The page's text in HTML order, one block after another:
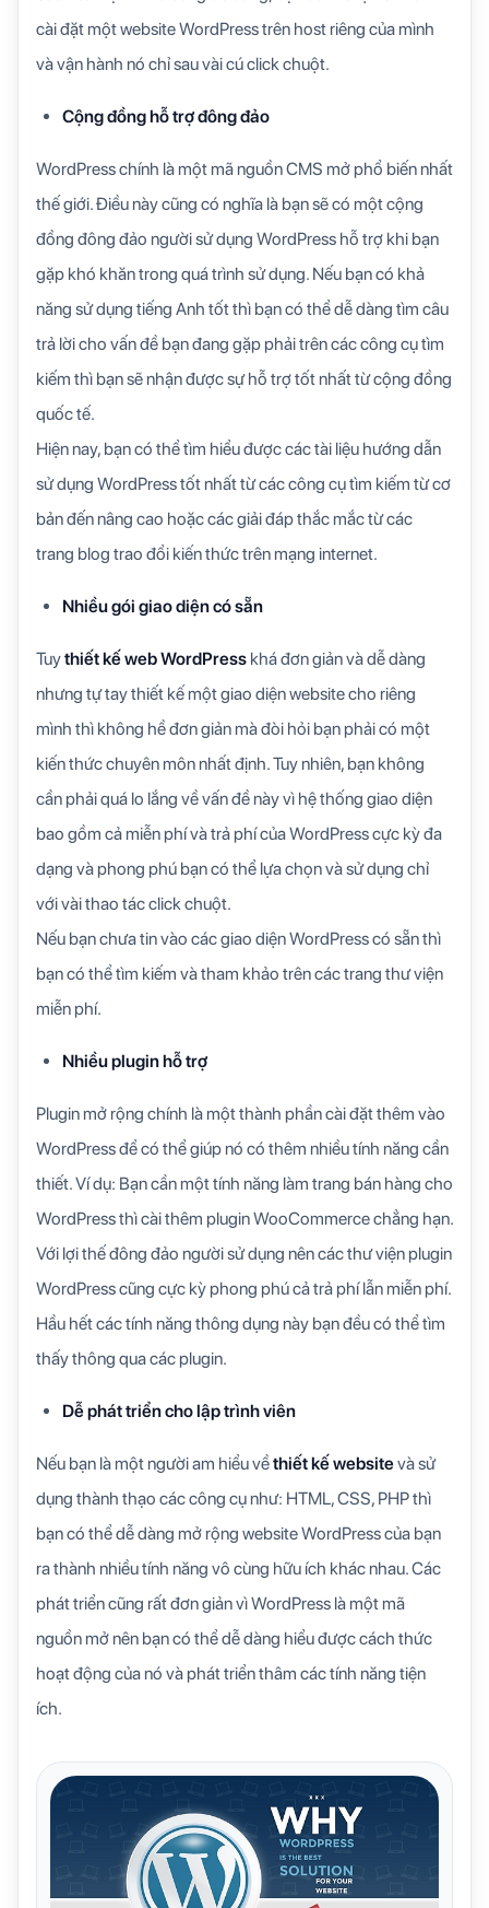
cài đặt một website WordPress trên host riêng của mình
và vận hành nó chỉ sau vài cú click chuột.
Cộng đồng hỗ trợ đông đảo
WordPress chính là một mã nguồn CMS mở phổ biến nhất
thế giới. Điều này cũng có nghĩa là bạn sẽ có một cộng
đồng đông đảo người sử dụng WordPress hỗ trợ khi bạn
gặp khó khăn trong quá trình sử dụng. Nếu bạn có khả
năng sử dụng tiếng Anh tốt thì bạn có thể dễ dàng tìm câu
trả lời cho vấn đề bạn đang gặp phải trên các công cụ tìm
kiếm thì bạn sẽ nhận được sự hỗ trợ tốt nhất từ cộng đồng
quốc tế.
Hiện nay, bạn có thể tìm hiểu được các tài liệu hướng dẫn
sử dụng WordPress tốt nhất từ các công cụ tìm kiếm từ cơ
bản đến nâng cao hoặc các giải đáp thắc mắc từ các
trang blog trao đổi kiến thức trên mạng internet.
Nhiều gói giao diện có sẵn
Tuythiết kế web WordPress khá đơn giản và dễ dàng
nhưng tự tay thiết kế một giao diện website cho riêng
mình thì không hề đơn giản mà đòi hỏi bạn phải có một
kiến thức chuyên môn nhất định. Tuy nhiên, bạn không
cần phải quá lo lắng về vấn đề này vì hệ thống giao diện
bao gồm cả miễn phí và trả phí của WordPress cực kỳ đa
dạng và phong phú bạn có thể lựa chọn và sử dụng chỉ
với vài thao tác click chuột.
Nếu bạn chưa tin vào các giao diện WordPress có sẵn thì
bạn có thể tìm kiếm và tham khảo trên các trang thư viện
miễn phí.
Nhiều plugin hỗ trợ
Plugin mở rộng chính là một thành phần cài đặt thêm vào
WordPress để có thể giúp nó có thêm nhiều tính năng cần
thiết. Ví dụ: Bạn cần một tính năng làm trang bán hàng cho
WordPress thì cài thêm plugin WooCommerce chẳng hạn.
Với lợi thế đông đảo người sử dụng nên các thư viện plugin
WordPress cũng cực kỳ phong phú cả trả phí lẫn miễn phí.
Hầu hết các tính năng thông dụng này bạn đều có thể tìm
thấy thông qua các plugin.
Dễ phát triển cho lập trình viên
Nếu bạn là một người am hiểu vềthiết kế websitevà sử
dụng thành thạo các công cụ như: HTML, CSS, PHP thì
bạn có thể dễ dàng mở rộng website WordPress của bạn
ra thành nhiều tính năng vô cùng hữu ích khác nhau. Các
phát triển cũng rất đơn giản vì WordPress là một mã
nguồn mở nên bạn có thể dễ dàng hiểu được cách thức
hoạt động của nó và phát triển thâm các tính năng tiện
ích.